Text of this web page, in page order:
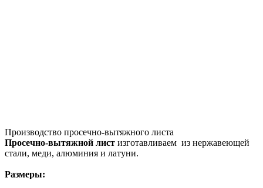
Производство просечно-вытяжного листа
Просечно-вытяжной лист изготавливаем из нержавеющей
стали, меди, алюминия и латуни.
Размеры: